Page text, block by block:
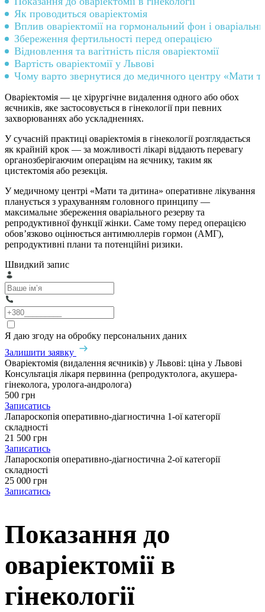
Як проводиться оваріектомія
Вплив оваріектомії на гормональний фон і
Збереження фертильності перед операцією
Відновлення та вагітність після оваріектомії
Вартість оваріектомії у Львові
Чому варто звернутися до медичного центру «Мати
Оваріектомія — це хірургічне видалення одного або обох
яєчників, яке застосовується в гінекології при певних
захворюваннях або ускладненнях.
У сучасній практиці оваріектомія в гінекології розглядається
як крайній крок — за можливості лікарі віддають перевагу
органозберігаючим операціям на яєчнику, таким як
цистектомія або резекція.
У медичному центрі «Мати та дитина» оперативне лікування
планується з урахуванням головного принципу —
максимальне збереження оваріального резерву та
репродуктивної функції жінки. Саме тому перед операцією
обов’язково оцінюється антимюллерів гормон (АМГ),
репродуктивні плани та потенційні ризики.
Швидкий запис
Я даю згоду на обробку персональних даних
Залишити заявку
Оваріектомія (видалення яєчників) у Львові: ціна у Львові
Консультація лікаря первинна (репродуктолога, акушера-
гінеколога, уролога-андролога)
500 грн
Записатись
Лапароскопія оперативно-діагностична 1-ої категорії
складності
21 500 грн
Записатись
Лапароскопія оперативно-діагностична 2-ої категорії
складності
25 000 грн
Записатись
Показання до
оваріектомії в
гінекології